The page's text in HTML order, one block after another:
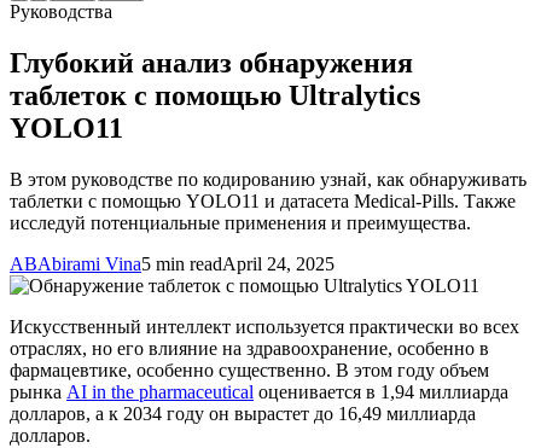
Руководства
Глубокий анализ обнаружения
таблеток с помощью Ultralytics
YOLO11
В этом руководстве по кодированию узнай, как обнаруживать
таблетки с помощью YOLO11 и датасета Medical-Pills. Также
исследуй потенциальные применения и преимущества.
ABAbirami Vina5 min readApril 24, 2025
Искусственный интеллект используется практически во всех
отраслях, но его влияние на здравоохранение, особенно в
фармацевтике, особенно существенно. В этом году объем
рынка AI in the pharmaceutical оценивается в 1,94 миллиарда
долларов, а к 2034 году он вырастет до 16,49 миллиарда
долларов.